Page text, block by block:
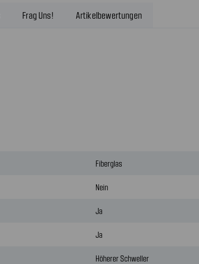
Frag Uns! Artikelbewertungen
Fiberglas
Nein
Ja
Ja
Höherer Schweller